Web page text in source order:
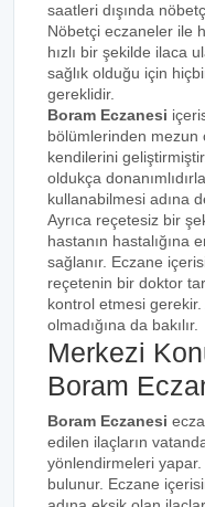
saatleri dışında
Nöbetçi eczaneler ile
hızlı bir şekilde ilaca
sağlık olduğu için
gereklidir.
Boram Eczanesi
bölümlerinden mezun
kendilerini
oldukça
kullanabilmesi adına
Ayrıca reçetesiz bir
hastanın hastalığına
sağlanır. Eczane
reçetenin bir doktor
kontrol etmesi gerekir.
olmadığına da bakılır.
Merkezi
Boram
Boram Eczanesi
edilen ilaçların
yönlendirmeleri yapar.
bulunur. Eczane